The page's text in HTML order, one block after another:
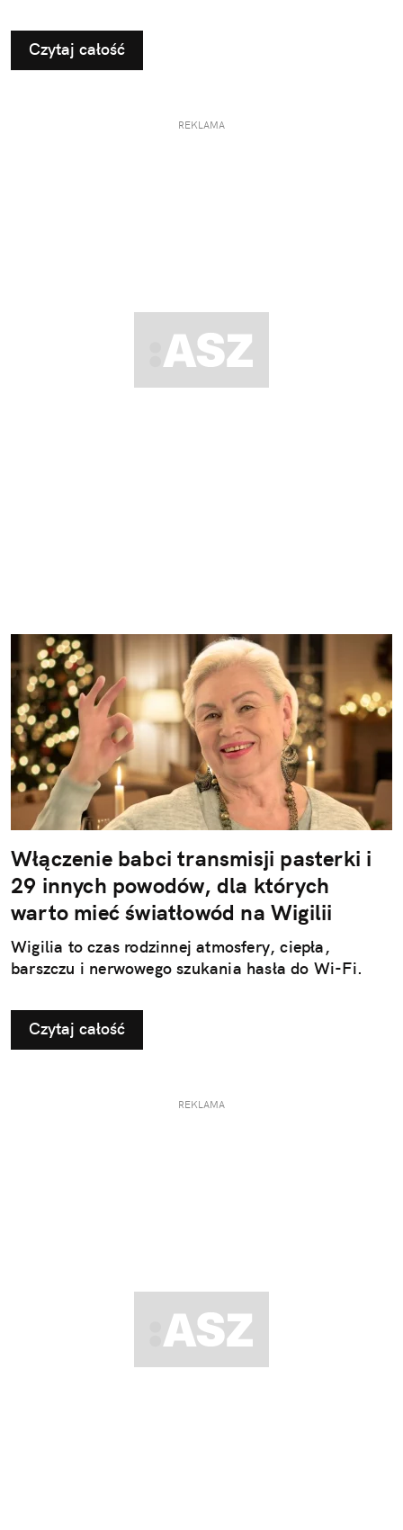
Czytaj całość
REKLAMA
Włączenie babci transmisji pasterki i
29 innych powodów, dla których
warto mieć światłowód na Wigilii
Wigilia to czas rodzinnej atmosfery, ciepła,
barszczu i nerwowego szukania hasła do Wi-Fi.
Czytaj całość
REKLAMA